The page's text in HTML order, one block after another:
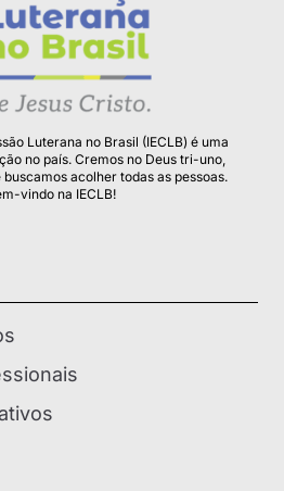
Luterana no Brasil (IECLB) é uma
no país. Cremos no Deus tri-uno,
acolher todas as pessoas.
vindo na IECLB!